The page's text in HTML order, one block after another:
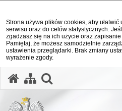
Strona używa plików cookies, aby
serwisu oraz do celów statystycznych.
zgadzasz się na ich użycie oraz
Pamiętaj, że możesz samodzielnie
ustawienia przeglądarki. Brak zmiany
wyrażenie zgody.